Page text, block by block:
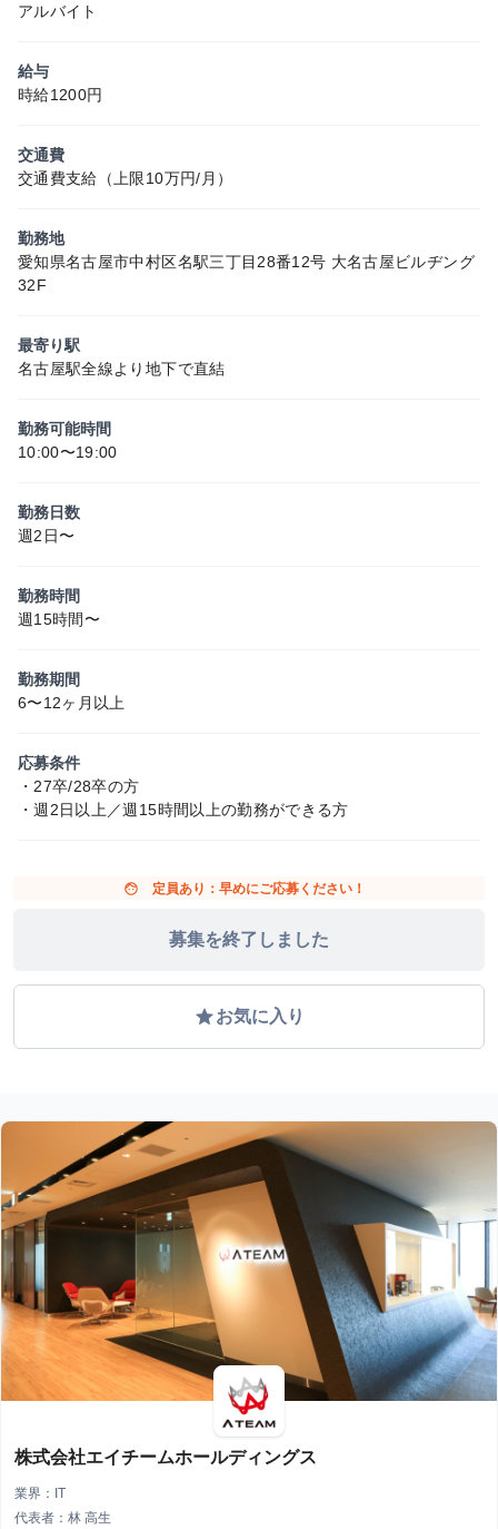
アルバイト
給与
時給1200円
交通費
交通費支給（上限10万円/月）
勤務地
愛知県名古屋市中村区名駅三丁目28番12号 大名古屋ビルヂング
32F
最寄り駅
名古屋駅全線より地下で直結
勤務可能時間
10:00〜19:00
勤務日数
週2日〜
勤務時間
週15時間〜
勤務期間
6〜12ヶ月以上
応募条件
・27卒/28卒の方
・週2日以上／週15時間以上の勤務ができる方
face 定員あり：早めにご応募ください！
募集を終了しました
gradeお気に入り
株式会社エイチームホールディングス
業界：IT
代表者：林 高生